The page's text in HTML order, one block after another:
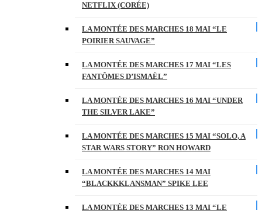
NETFLIX (CORÉE)
LA MONTÉE DES MARCHES 18 MAI “LE
POIRIER SAUVAGE”
LA MONTÉE DES MARCHES 17 MAI “LES
FANTÔMES D’ISMAËL”
LA MONTÉE DES MARCHES 16 MAI “UNDER
THE SILVER LAKE”
LA MONTÉE DES MARCHES 15 MAI “SOLO, A
STAR WARS STORY” RON HOWARD
LA MONTÉE DES MARCHES 14 MAI
“BLACKKKLANSMAN” SPIKE LEE
LA MONTÉE DES MARCHES 13 MAI “LE